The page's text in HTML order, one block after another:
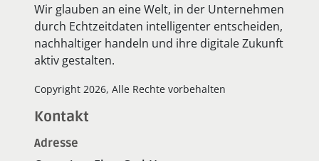
Wir glauben an eine Welt, in der Unternehmen
durch Echtzeitdaten intelligenter entscheiden,
nachhaltiger handeln und ihre digitale Zukunft
aktiv gestalten.
Copyright 2026, Alle Rechte vorbehalten
Kontakt
Adresse